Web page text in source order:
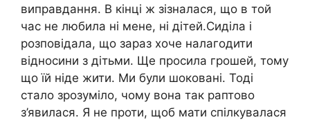
виправдання. В кінці ж зізналася, що в той
час не любила ні мене, ні дітей.Сиділа і
розповідала, що зараз хоче налагодити
відносини з дітьми. Ще просила грошей, тому
що їй ніде жити. Ми були шоковані. Тоді
стало зрозуміло, чому вона так раптово
з’явилася. Я не проти, щоб мати спілкувалася